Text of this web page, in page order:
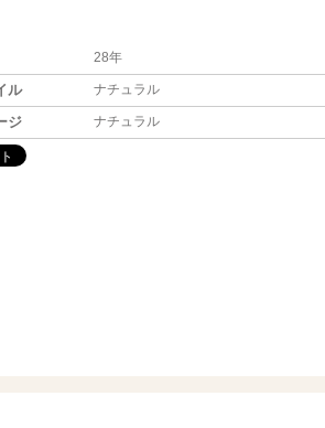
28年
ル ナチュラル
ジ ナチュラル